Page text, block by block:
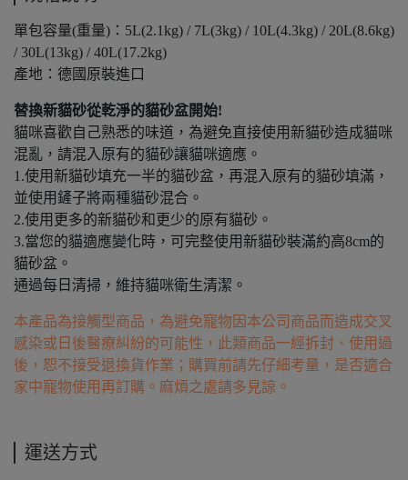
單包容量(重量)：5L(2.1kg) / 7L(3kg) / 10L(4.3kg) / 20L(8.6kg)
/ 30L(13kg) / 40L(17.2kg)
產地：德國原裝進口
替換新貓砂從乾淨的貓砂盆開始!
貓咪喜歡自己熟悉的味道，為避免直接使用新貓砂造成貓咪
混亂，請混入原有的貓砂讓貓咪適應。
1.使用新貓砂填充一半的貓砂盆，再混入原有的貓砂填滿，
並使用鏟子將兩種貓砂混合。
2.使用更多的新貓砂和更少的原有貓砂。
3.當您的貓適應變化時，可完整使用新貓砂裝滿約高8cm的
貓砂盆。
通過每日清掃，維持貓咪衛生清潔。
本產品為接觸型商品，為避免寵物因本公司商品而造成交叉
感染或日後醫療糾紛的可能性，此類商品一經拆封、使用過
後，恕不接受退換貨作業；購買前請先仔細考量，是否適合
家中寵物使用再訂購。麻煩之處請多見諒。
運送方式